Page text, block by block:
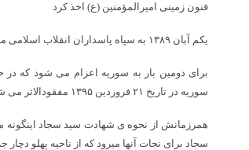
فنون زمینی امیرالمؤمنین (ع) اخذ کرد
یکم آبان ۱۳۸۹ به سپاه پاسداران انقلاب اسلامی ملحق شد و در لشکر ۲۵ کربلا به خدمت پرداخت.
سوریه در تاریخ ۲۱ فروردین ۱۳۹۵ مفقودالاثر مى شود.
همرزمانش از نحوه ى شهادت سید سجاد اینگونه
سجاد براى نجات آنها میرود که از ناحیه پهلو